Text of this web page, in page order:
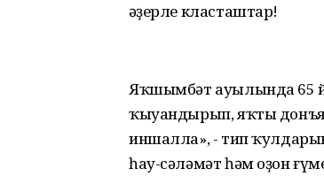
Ҡәҙерле класташтар!
Яҡшымбәт ауылында 65
ҡыуандырып, яҡты
иншалла», - тип
һау-сәләмәт һәм оҙон